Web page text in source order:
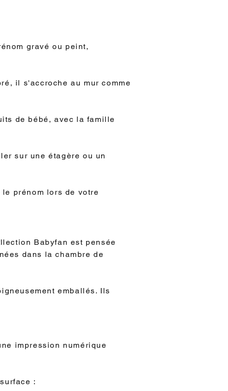
gravé ou peint,
il s'accroche au mur comme
de bébé, avec la famille
sur une étagère ou un
prénom lors de votre
Babyfan est pensée
dans la chambre de
emballés. Ils
impression numérique
: